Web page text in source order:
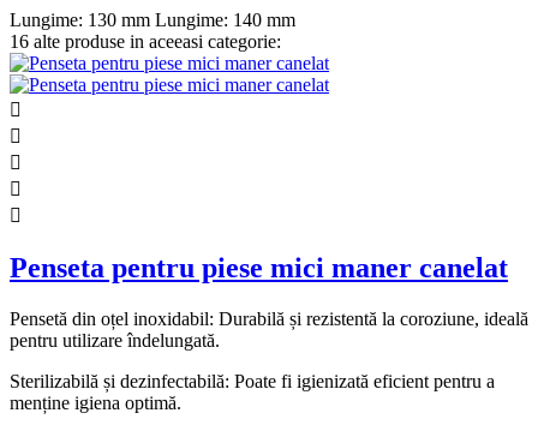
Lungime: 130 mm Lungime: 140 mm
16 alte produse in aceeasi categorie:





Penseta pentru piese mici maner canelat
Pensetă din oțel inoxidabil: Durabilă și rezistentă la coroziune, ideală
pentru utilizare îndelungată.
Sterilizabilă și dezinfectabilă: Poate fi igienizată eficient pentru a
menține igiena optimă.